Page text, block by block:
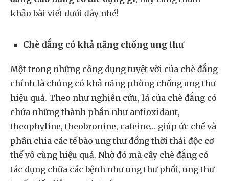
khảo bài viết dưới đây nhé!
Chè đắng có khả năng chống ung thư
Một trong những công dụng tuyệt vời của chè đắng
chính là chúng có khả năng phòng chống ung thư
hiệu quả. Theo như nghiên cứu, lá của chè đắng có
chứa những thành phần như antioxidant,
theophyline, theobronine, cafeine… giúp ức chế và
phân chia các tế bào ung thư đồng thời thải độc cơ
thể vô cùng hiệu quả. Nhờ đó mà cây chè đắng có
tác dụng chữa các bệnh như ung thư phổi, ung thư